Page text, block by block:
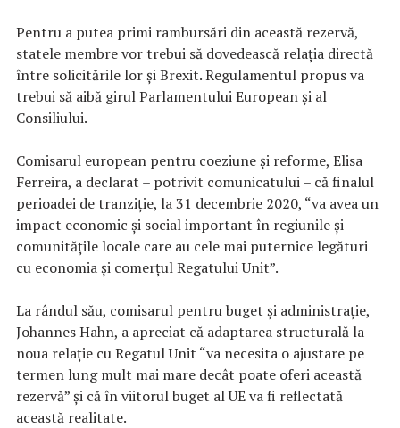
Pentru a putea primi rambursări din această rezervă,
statele membre vor trebui să dovedească relaţia directă
între solicitările lor şi Brexit. Regulamentul propus va
trebui să aibă girul Parlamentului European şi al
Consiliului.
Comisarul european pentru coeziune şi reforme, Elisa
Ferreira, a declarat – potrivit comunicatului – că finalul
perioadei de tranziţie, la 31 decembrie 2020, “va avea un
impact economic şi social important în regiunile şi
comunităţile locale care au cele mai puternice legături
cu economia şi comerţul Regatului Unit”.
La rândul său, comisarul pentru buget şi administraţie,
Johannes Hahn, a apreciat că adaptarea structurală la
noua relaţie cu Regatul Unit “va necesita o ajustare pe
termen lung mult mai mare decât poate oferi această
rezervă” şi că în viitorul buget al UE va fi reflectată
această realitate.